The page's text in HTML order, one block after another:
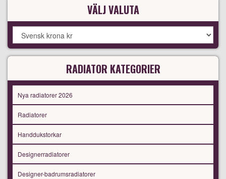
VÄLJ VALUTA
RADIATOR KATEGORIER
Nya radiatorer 2026
Radiatorer
Handdukstorkar
Designerradiatorer
Designer-badrumsradiatorer